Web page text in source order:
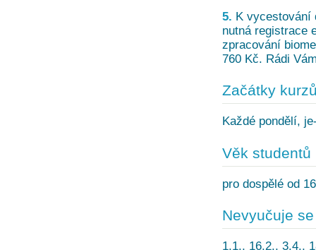
5. K vycestování
nutná registrace
zpracování
760 Kč. Rádi
Začátky
Každé pondělí,
Věk studentů
pro dospělé od
Nevyučuje se
1.1., 16.2., 3.4.,